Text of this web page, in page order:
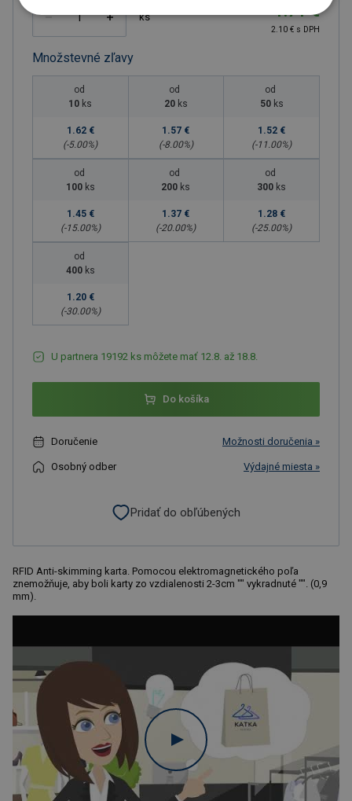
ks 1.71 €
2.10 € s DPH
Množstevné zľavy
od
10 ks
1.62 €
(-5.00%)
od
20 ks
1.57 €
(-8.00%)
od
50 ks
1.52 €
(-11.00%)
od
100 ks
1.45 €
(-15.00%)
od
200 ks
1.37 €
(-20.00%)
od
300 ks
1.28 €
(-25.00%)
od
400 ks
1.20 €
(-30.00%)
U partnera 19192 ks môžete mať 12.8. až 18.8.
Do košíka
Doručenie Možnosti doručenia »
Osobný odber Výdajné miesta »
Pridať do obľúbených
RFID Anti-skimming karta. Pomocou elektromagnetického poľa
znemožňuje, aby boli karty zo vzdialenosti 2-3cm "" vykradnuté "". (0,9
mm).